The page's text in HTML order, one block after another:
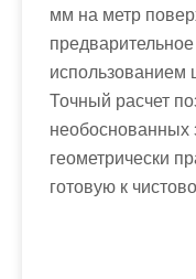
мм на метр
использованием
Точный расчет
необоснованных
геометрически
готовую к